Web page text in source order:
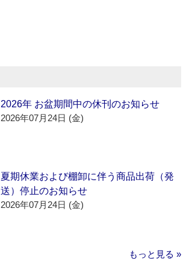
2026年 お盆期間中の休刊のお知らせ
2026年07月24日 (金)
夏期休業および棚卸に伴う商品出荷（発
送）停止のお知らせ
2026年07月24日 (金)
もっと見る »